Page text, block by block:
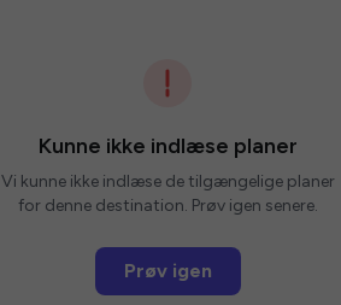
Kunne ikke indlæse planer
Vi kunne ikke indlæse de tilgængelige planer
for denne destination. Prøv igen senere.
Prøv igen